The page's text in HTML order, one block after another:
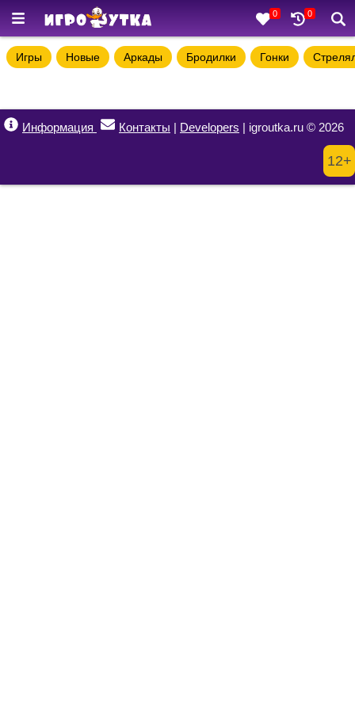
0 0
Игры Новые Аркады Бродилки Гонки
Информация Контакты | Developers | igroutka.ru © 2026
12+